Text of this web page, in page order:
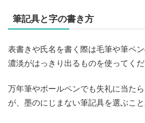
筆記具と字の書き方
表書きや氏名を書く際は毛筆や筆ペン
濃淡がはっきり出るものを使ってくだ
万年筆やボールペンでも失礼に当た
が、墨のにじまない筆記具を選ぶこと